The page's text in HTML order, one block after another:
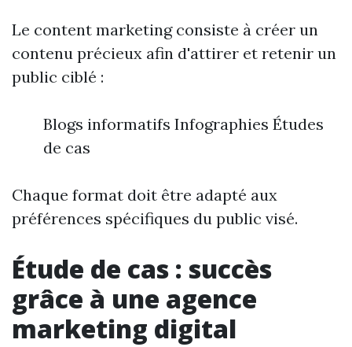
Le content marketing consiste à créer un
contenu précieux afin d'attirer et retenir un
public ciblé :
Blogs informatifs Infographies Études
de cas
Chaque format doit être adapté aux
préférences spécifiques du public visé.
Étude de cas : succès
grâce à une agence
marketing digital